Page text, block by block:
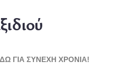
ΓΙΑ ΣΥΝΕΧΗ ΧΡΟΝΙΑ!